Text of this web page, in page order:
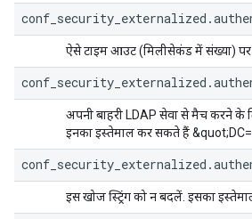
ऐसे टाइम आउट (मिलीसेकंड में संख्या)
अपनी बाहरी LDAP सेवा से मैच करने के
इनका इस्तेमाल कर सकते हैं
इस खोज स्ट्रिंग को न बदलें. इसका